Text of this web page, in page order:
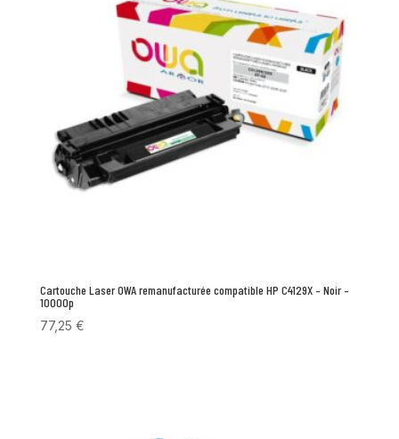
Cartouche Laser OWA remanufacturée compatible HP C4129X – Noir –
10000p
77,25 €